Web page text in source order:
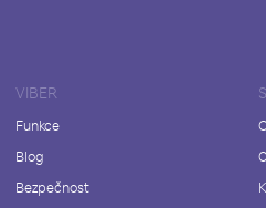
VIBER
Funkce
Blog
Bezpečnost